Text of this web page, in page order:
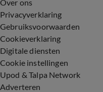
Over ons
Privacyverklaring
Gebruiksvoorwaarden
Cookieverklaring
Digitale diensten
Cookie instellingen
Upod & Talpa Network
Adverteren